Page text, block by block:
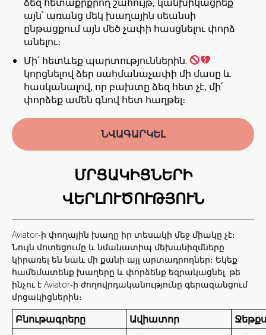
այն՝ առանց մեկ խաղային սեանսի
ընթացքում այն ​​մեծ չափի հասցնելու փորձ
անելու։
Մի՛ հետևեք պարտություններին.
կորցնելով ձեր սահմանաչափի մի մասը և
հասկանալով, որ բախտը ձեզ հետ չէ, մի՛
փորձեք ամեն գնով հետ հաղթել։
ՆՎԱԳԱՐԿԵԼ
ՄՐՑԱԿԻՑՆԵՐԻ
ՎԵՐԼՈՒԾՈՒԹՅՈՒՆ
Aviator-ի փողային խաղը իր տեսակի մեջ միակը չէ։
Նույն մոտեցումը և նմանատիպ մեխանիզմները
կիրառել են նաև մի քանի այլ արտադրողներ։ Եկեք
համեմատենք խաղերը և փորձենք եզրակացնել, թե
ինչու է Aviator-ի ժողովրդականությունը գերազանցում
մրցակիցներին։
Բնութագրերը Ավիատոր
Ջեթքս